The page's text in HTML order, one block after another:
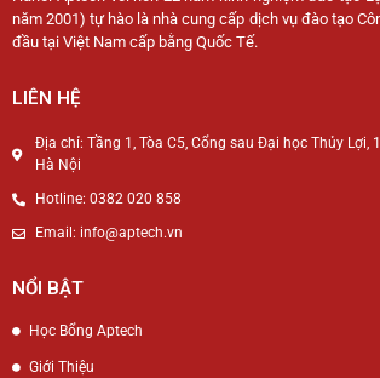
năm 2001) tự hào là nhà cung cấp dịch vụ đào tạo
đầu tại Việt Nam cấp bằng Quốc Tế.
LIÊN HỆ
Địa chỉ: Tầng 1, Tòa C5, Cổng sau Đại học Thủy Lợi,
Hà Nội
Hotline: 0382 020 858
Email: info@aptech.vn
NỔI BẬT
Học Bổng Aptech
Giới Thiệu